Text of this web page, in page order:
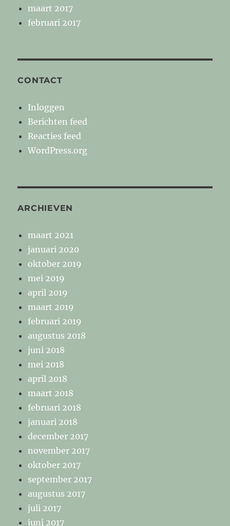
maart 2017
februari 2017
CONTACT
Inloggen
Berichten feed
Reacties feed
WordPress.org
ARCHIEVEN
maart 2021
januari 2020
oktober 2019
mei 2019
april 2019
maart 2019
februari 2019
augustus 2018
juni 2018
mei 2018
april 2018
maart 2018
februari 2018
januari 2018
december 2017
november 2017
oktober 2017
september 2017
augustus 2017
juli 2017
juni 2017